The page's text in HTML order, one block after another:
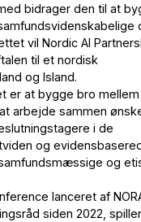
bidrager den til at
vil Nordic AI
til et nordisk
og Island.
er at bygge bro mellem
arbejde sammen
i de
og
og
lanceret af
siden 2022,